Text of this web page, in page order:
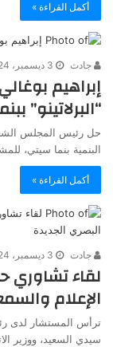
أكمل القراءة »
جادت 3 ديسمبر، 2024
إبراهيم
“البرلاتينو”
حل رئيس المجلس
البنمية بنما سيتي، للمشاركة في
أكمل القراءة »
جادت 3 ديسمبر، 2024
لقاء تشاوري
الإعلام
ترأس المستشار لدى
سيدي السعيد، ووزير